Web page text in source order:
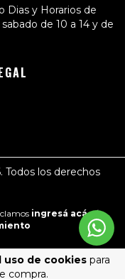
uso de cookiespara
compra.
Dias y Horarios de
de 10 a 14 y de
Todos los derechos
ingresá acá. /